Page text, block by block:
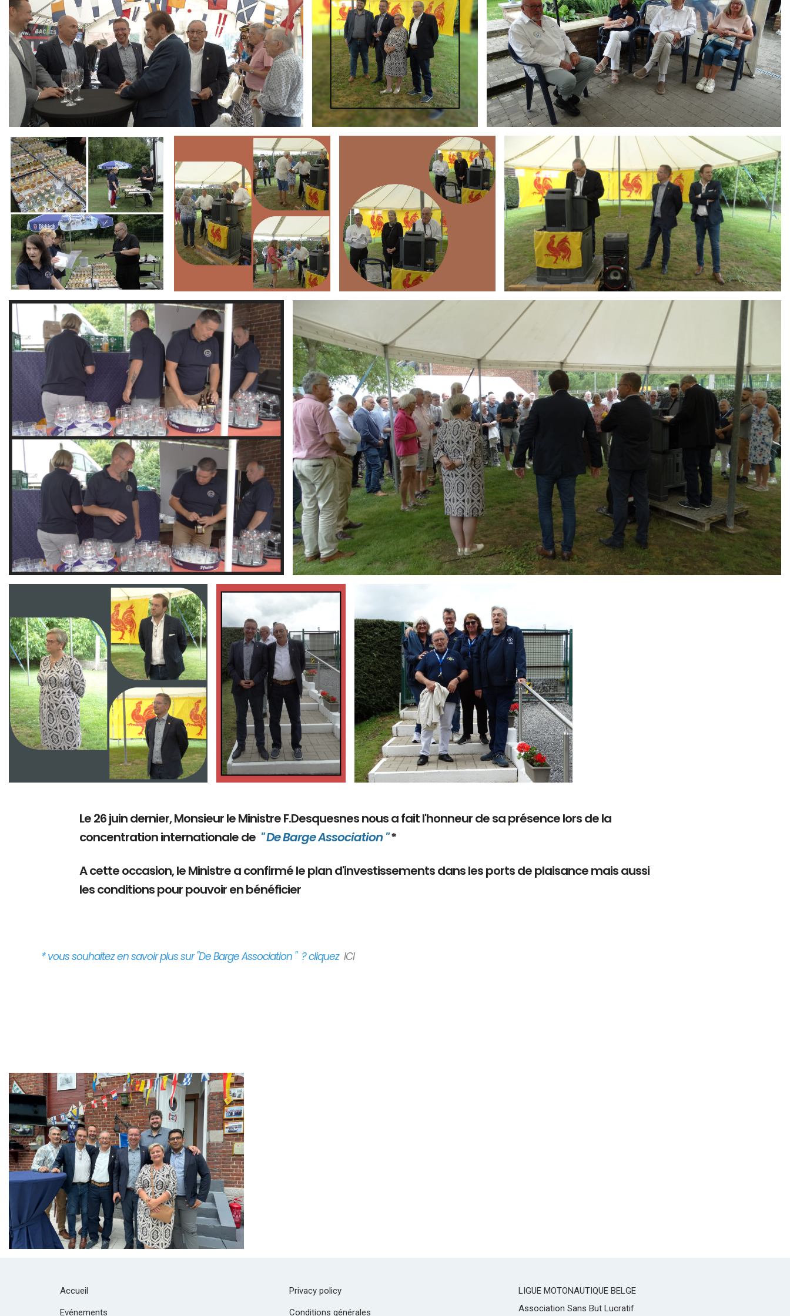
Branding
ARMCHAIR
Branding
ARMCHAIR
Branding
ARMCHAIR ARMCHAIR
Branding
Le 26 juin dernier, Monsieur le Ministre F.Desquesnes nous a fait l'honneur de sa présence lors de la
concentration internationale de " De Barge Association "*
A cette occasion, le Ministre a confirmé le plan d'investissements dans les ports de plaisance mais aussi
les conditions pour pouvoir en bénéficier
* vous souhaitez en savoir plus sur "De Barge Association " ? cliquez ICI
Branding
ARMCHAIR
Accueil
Evénements
Privacy policy
Conditions générales
LIGUE MOTONAUTIQUE BELGE
Association Sans But Lucratif